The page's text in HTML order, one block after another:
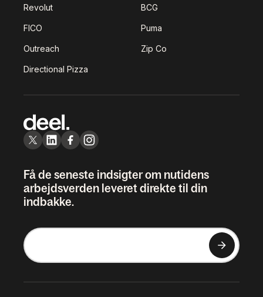
Revolut BCG
FICO Puma
Outreach Zip Co
Directional Pizza
Få de seneste indsigter om nutidens
arbejdsverden leveret direkte til din
indbakke.